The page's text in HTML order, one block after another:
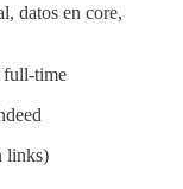
datos en core,
full-time
links)